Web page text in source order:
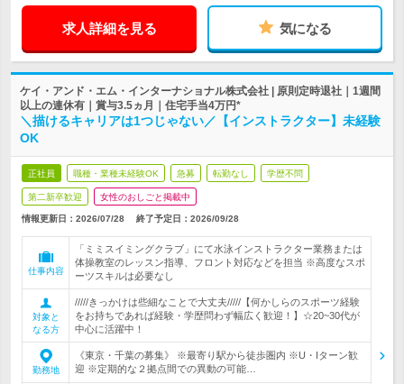
求人詳細を見る 気になる
ケイ・アンド・エム・インターナショナル株式会社 | 原則定時退社｜1週間
以上の連休有｜賞与3.5ヵ月｜住宅手当4万円*
＼描けるキャリアは1つじゃない／【インストラクター】未経験
OK
正社員 職種・業種未経験OK 急募 転勤なし 学歴不問
第二新卒歓迎 女性のおしごと掲載中
情報更新日：2026/07/28 終了予定日： 2026/09/28
仕事内容
「ミミスイミングクラブ」にて水泳インストラクター業務または
体操教室のレッスン指導、フロント対応などを担当 ※高度なスポ
ーツスキルは必要なし
対象と
なる方
/////きっかけは些細なことで大丈夫/////【何かしらのスポーツ経験
をお持ちであれば経験・学歴問わず幅広く歓迎！】☆20~30代が
中心に活躍中！
勤務地
《東京・千葉の募集》 ※最寄り駅から徒歩圏内 ※U・Iターン歓
迎 ※定期的な２拠点間での異動の可能…